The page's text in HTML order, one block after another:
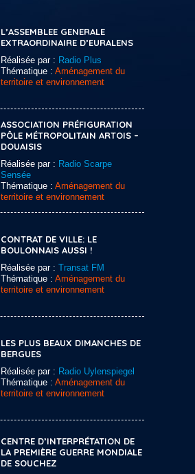
L’ASSEMBLEE GENERALE
EXTRAORDINAIRE D’EURALENS
Réalisée par : Radio Plus
Thématique : Aménagement du
territoire et environnement
ASSOCIATION PRÉFIGURATION
PÔLE MÉTROPOLITAIN ARTOIS –
DOUAISIS
Réalisée par : Radio Scarpe
Sensée
Thématique : Aménagement du
territoire et environnement
CONTRAT DE VILLE: LE
BOULONNAIS AUSSI !
Réalisée par : Transat FM
Thématique : Aménagement du
territoire et environnement
LES PLUS BEAUX DIMANCHES DE
BERGUES
Réalisée par : Radio Uylenspiegel
Thématique : Aménagement du
territoire et environnement
CENTRE D’INTERPRÉTATION DE
LA PREMIÈRE GUERRE MONDIALE
DE SOUCHEZ